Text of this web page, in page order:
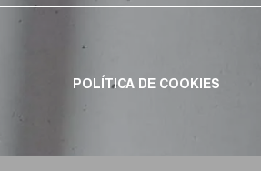
POLÍTICA DE COOKIES